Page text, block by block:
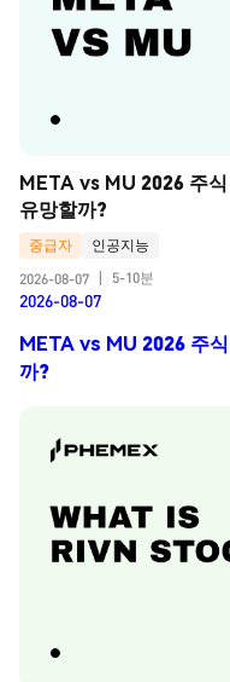
META vs MU 2026 주
유망할까?
중급자
인공지능
2026-08-07
5-10분
2026-08-07
META vs MU 2026 주
까?